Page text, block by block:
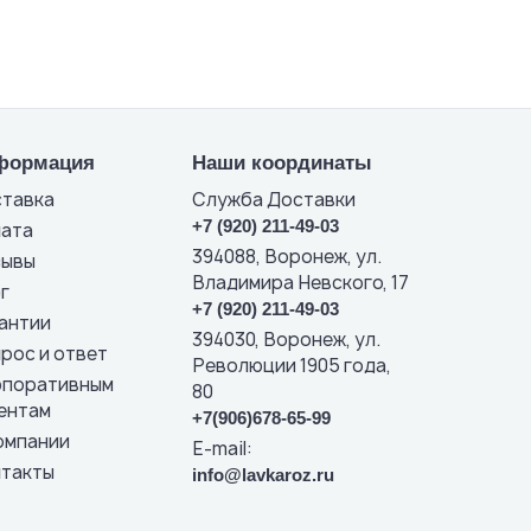
и ответ
Наши координаты
Служба Доставки
+7 (920) 211-49-03
394088, Воронеж, ул.
Владимира Невского, 17
+7 (920) 211-49-03
394030, Воронеж, ул.
Революции 1905 года,
80
+7(906)678-65-99
E-mail:
info@lavkaroz.ru